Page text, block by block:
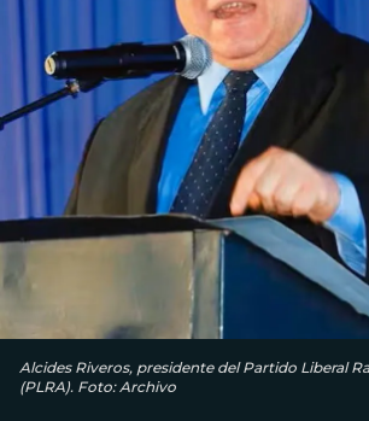
Alcides Riveros, presidente del Partido Liberal
(PLRA). Foto: Archivo